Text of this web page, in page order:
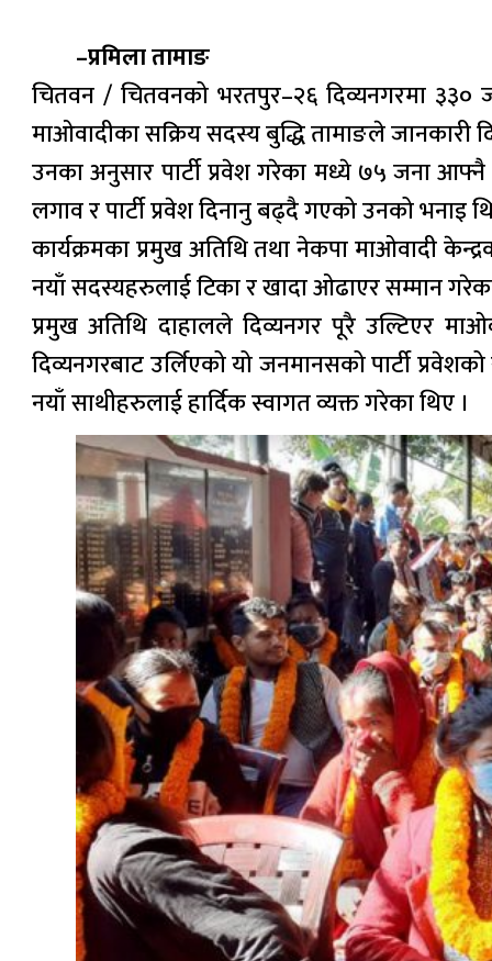
–प्रमिला तामाङ
चितवन / चितवनको भरतपुर–२६ दिव्यनगरमा ३३०
माओवादीका सक्रिय सदस्य बुद्धि तामाङले जानकारी
उनका अनुसार पार्टी प्रवेश गरेका मध्ये ७५ जना
लगाव र पार्टी प्रवेश दिनानु बढ्दै गएको उनको भनाइ
कार्यक्रमका प्रमुख अतिथि तथा नेकपा माओवादी
नयाँ सदस्यहरुलाई टिका र खादा ओढाएर सम्मान
प्रमुख अतिथि दाहालले दिव्यनगर पूरै उल्टिएर
दिव्यनगरबाट उर्लिएको यो जनमानसको पार्टी
नयाँ साथीहरुलाई हार्दिक स्वागत व्यक्त गरेका थिए ।